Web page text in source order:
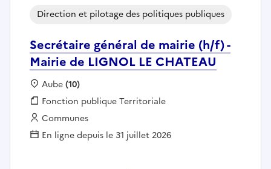
Secrétaire général de mairie (h/f) -
Mairie de LIGNOL LE CHATEAU
Direction et pilotage des politiques publiques
Localisation :
Aube(10)
Fonction publique :
Fonction publique Territoriale
Employeur :
Communes
En ligne depuis le 31 juillet 2026